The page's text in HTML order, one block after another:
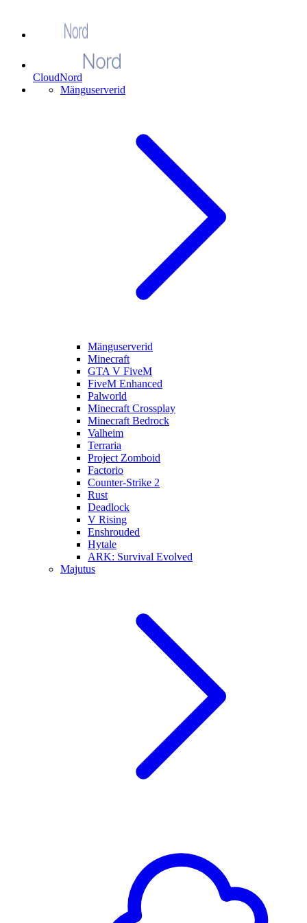
CloudNord
Mänguserverid
Mänguserverid
Minecraft
GTA V FiveM
FiveM Enhanced
Palworld
Minecraft Crossplay
Minecraft Bedrock
Valheim
Terraria
Project Zomboid
Factorio
Counter-Strike 2
Rust
Deadlock
V Rising
Enshrouded
Hytale
ARK: Survival Evolved
Majutus